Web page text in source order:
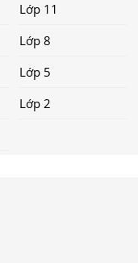
Lớp 11
Lớp 8
Lớp 5
Lớp 2